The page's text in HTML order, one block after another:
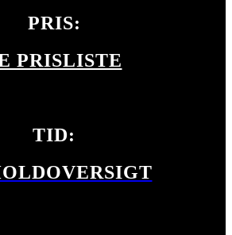
PRIS:
PRISLISTE
TID: